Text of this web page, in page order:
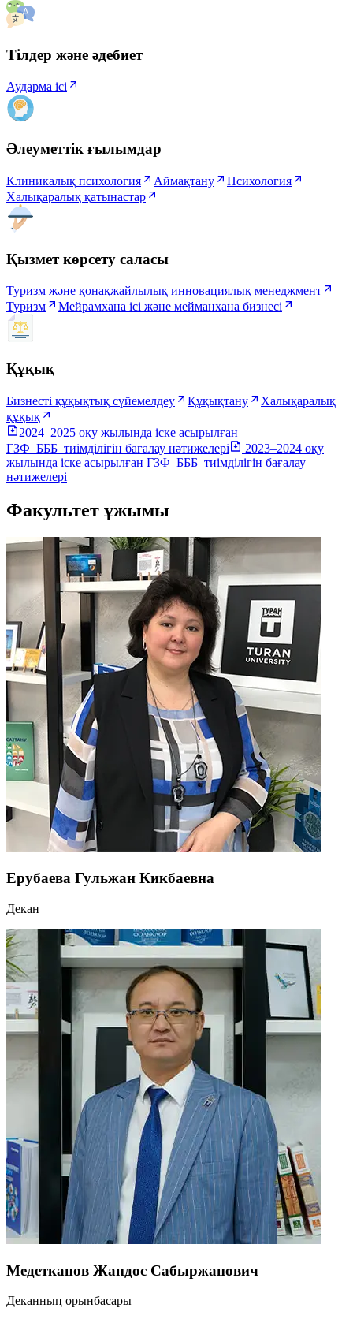
Тілдер және әдебиет
Аударма ісі
Әлеуметтік ғылымдар
Клиникалық психология Аймақтану
Психология
Халықаралық қатынастар
Қызмет көрсету саласы
Туризм және қонақжайлылық инновациялық менеджмент
Туризм
Мейрамхана ісі және мейманхана бизнесі
Құқық
Бизнесті құқықтық сүйемелдеу Құқықтану
Халықаралық
құқық
2024–2025 оқу жылында іске асырылған
ГЗФ_БББ_тиімділігін бағалау нәтижелері
2023–2024 оқу
жылында іске асырылған ГЗФ_БББ_тиімділігін бағалау
нәтижелері
Факультет ұжымы
Ерубаева Гульжан Кикбаевна
Декан
Медетканов Жандос Сабыржанович
Деканның орынбасары